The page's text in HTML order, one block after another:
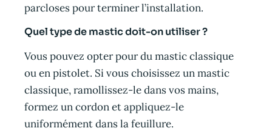
parcloses pour terminer l’installation.
Quel type de mastic doit-on utiliser ?
Vous pouvez opter pour du mastic classique
ou en pistolet. Si vous choisissez un mastic
classique, ramollissez-le dans vos mains,
formez un cordon et appliquez-le
uniformément dans la feuillure.